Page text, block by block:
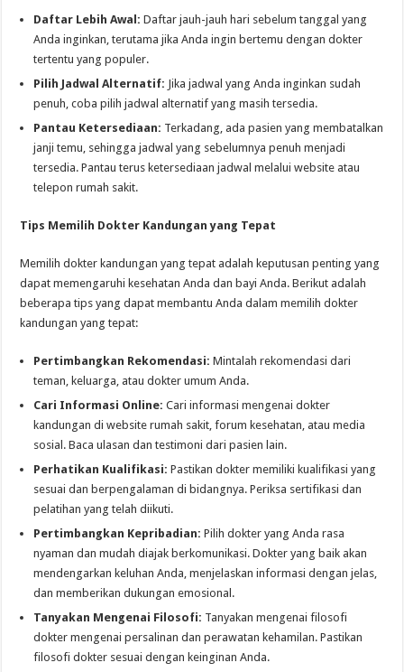
Daftar Lebih Awal: Daftar jauh-jauh hari sebelum tanggal yang
Anda inginkan, terutama jika Anda ingin bertemu dengan dokter
tertentu yang populer.
Pilih Jadwal Alternatif: Jika jadwal yang Anda inginkan sudah
penuh, coba pilih jadwal alternatif yang masih tersedia.
Pantau Ketersediaan: Terkadang, ada pasien yang membatalkan
janji temu, sehingga jadwal yang sebelumnya penuh menjadi
tersedia. Pantau terus ketersediaan jadwal melalui website atau
telepon rumah sakit.
Tips Memilih Dokter Kandungan yang Tepat
Memilih dokter kandungan yang tepat adalah keputusan penting yang
dapat memengaruhi kesehatan Anda dan bayi Anda. Berikut adalah
beberapa tips yang dapat membantu Anda dalam memilih dokter
kandungan yang tepat:
Pertimbangkan Rekomendasi: Mintalah rekomendasi dari
teman, keluarga, atau dokter umum Anda.
Cari Informasi Online: Cari informasi mengenai dokter
kandungan di website rumah sakit, forum kesehatan, atau media
sosial. Baca ulasan dan testimoni dari pasien lain.
Perhatikan Kualifikasi: Pastikan dokter memiliki kualifikasi yang
sesuai dan berpengalaman di bidangnya. Periksa sertifikasi dan
pelatihan yang telah diikuti.
Pertimbangkan Kepribadian: Pilih dokter yang Anda rasa
nyaman dan mudah diajak berkomunikasi. Dokter yang baik akan
mendengarkan keluhan Anda, menjelaskan informasi dengan jelas,
dan memberikan dukungan emosional.
Tanyakan Mengenai Filosofi: Tanyakan mengenai filosofi
dokter mengenai persalinan dan perawatan kehamilan. Pastikan
filosofi dokter sesuai dengan keinginan Anda.